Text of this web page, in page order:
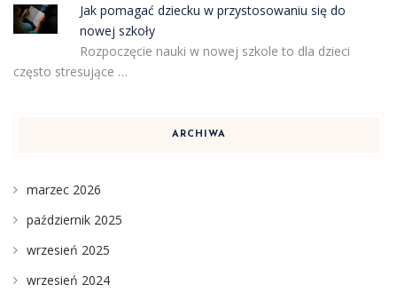
Jak pomagać dziecku w przystosowaniu się do
nowej szkoły
Rozpoczęcie nauki w nowej szkole to dla dzieci
często stresujące …
ARCHIWA
marzec 2026
październik 2025
wrzesień 2025
wrzesień 2024